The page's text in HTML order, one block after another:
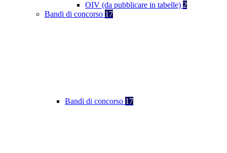
OIV (da pubblicare in tabelle) 2
Bandi di concorso 17
Bandi di concorso 17